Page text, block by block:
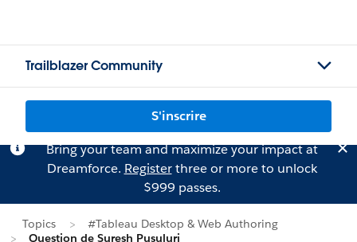
Trailblazer Community
S'inscrire
Bring your team and maximize your impact at
Dreamforce. Registerthree or more to unlock
$999 passes.
Topics
#Tableau Desktop & Web Authoring
Question de Suresh Pusuluri